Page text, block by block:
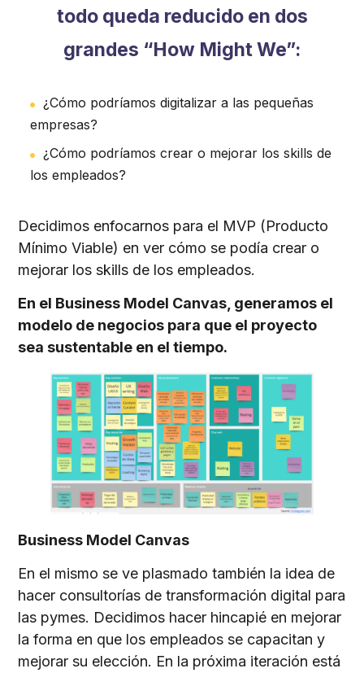
todo queda reducido en dos
grandes “How Might We”:
¿Cómo podríamos digitalizar a las pequeñas
empresas?
¿Cómo podríamos crear o mejorar los skills de
los empleados?
Decidimos enfocarnos para el MVP (Producto
Mínimo Viable) en ver cómo se podía crear o
mejorar los skills de los empleados.
En el Business Model Canvas, generamos el
modelo de negocios para que el proyecto
sea sustentable en el tiempo.
Business Model Canvas
En el mismo se ve plasmado también la idea de
hacer consultorías de transformación digital para
las pymes. Decidimos hacer hincapié en mejorar
la forma en que los empleados se capacitan y
mejorar su elección. En la próxima iteración está